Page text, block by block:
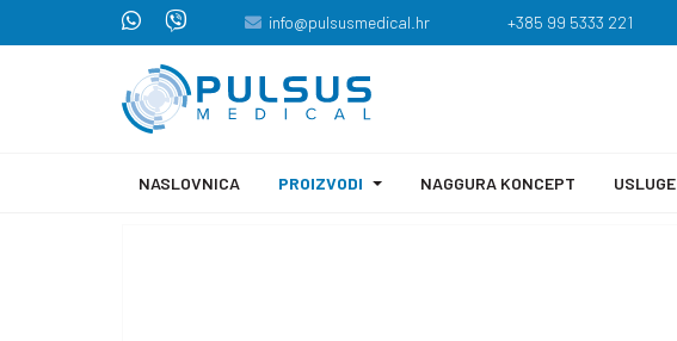
info@pulsusmedical.hr +385 99 5333 221
NASLOVNICA PROIZVODI NAGGURA KONCEPT USLUGE